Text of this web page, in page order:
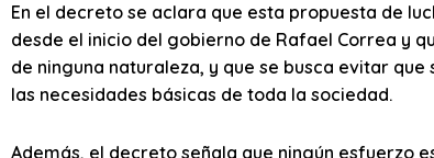
En el decreto se aclara que esta propuesta de
desde el inicio del gobierno de Rafael Correa y
de ninguna naturaleza, y que se busca evitar
las necesidades básicas de toda la sociedad.
Además, el decreto señala que ningún esfuerzo